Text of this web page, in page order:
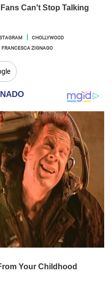
CHOLLYWOOD
FRANCESCA ZIGNAGO